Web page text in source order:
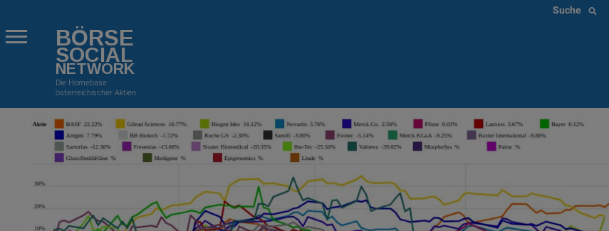
Suche
BÖRSE
SOCIAL
NETWORK
Die Homebase
österreichischer Aktien